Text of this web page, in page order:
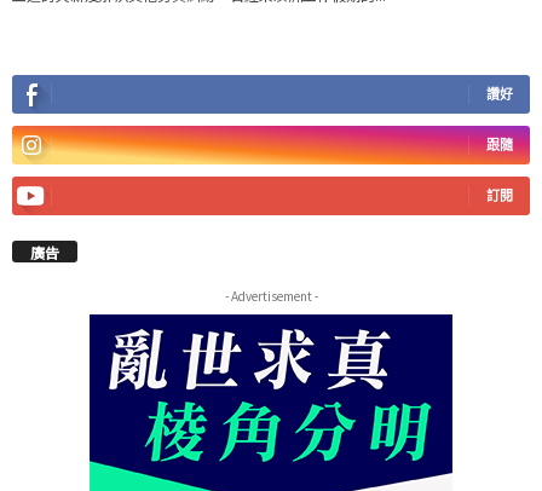
讚好
跟隨
訂閱
廣告
- Advertisement -